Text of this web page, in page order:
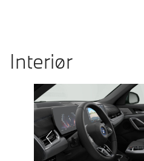
Interiør
Prevoius